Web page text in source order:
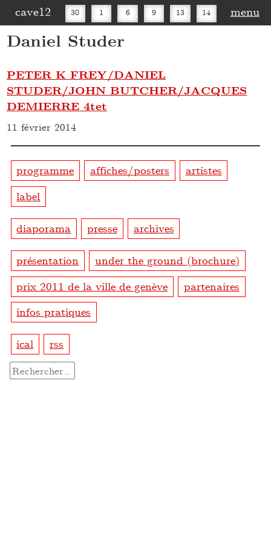
cave12 30 1 6 9 13 14
16 20
menu
Daniel Studer
PETER K FREY/DANIEL
STUDER/JOHN BUTCHER/JACQUES
DEMIERRE 4tet
11 février 2014
programme affiches/posters
artistes
label
diaporama presse archives
présentation
under the ground (brochure)
prix 2011 de la ville de genève
partenaires
infos pratiques
ical rss
Rechercher :